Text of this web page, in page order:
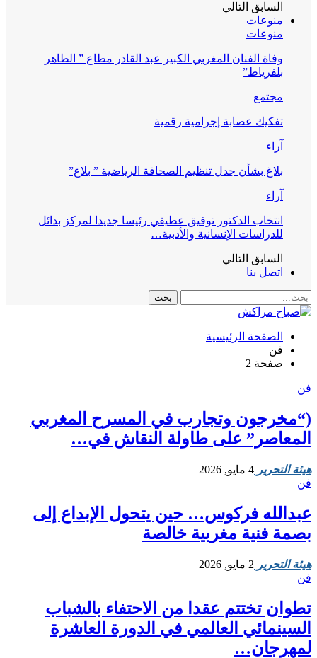
السابق التالي
منوعات
منوعات
وفاة الفنان المغربي الكبير عبد القادر مطاع ” الطاهر
بلفرياط”
مجتمع
تفكيك عصابة إجرامية رقمية
آراء
بلاغ بشأن جدل تنظيم الصحافة الرياضية ” بلاغ”
آراء
انتخاب الدكتور توفيق عطيفي رئيسا جديدا لمركز بدائل
للدراسات الإنسانية والأدبية…
السابق التالي
اتصل بنا
الصفحة الرئيسية
فن
صفحة 2
فن
(“مخرجون وتجارب في المسرح المغربي
المعاصر” على طاولة النقاش في…
هيئة التحرير 4 مايو, 2026
فن
عبدالله فركوس… حين يتحول الإبداع إلى
بصمة فنية مغربية خالصة
هيئة التحرير 2 مايو, 2026
فن
تطوان تختتم عقدا من الاحتفاء بالشباب
السينمائي العالمي في الدورة العاشرة
لمهرجان…